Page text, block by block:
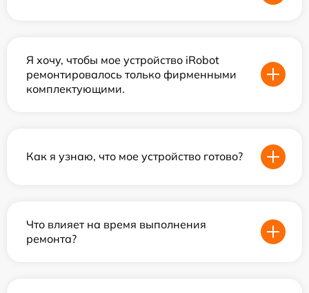
Я хочу, чтобы мое устройство iRobot
ремонтировалось только фирменными
комплектующими.
Как я узнаю, что мое устройство готово?
Что влияет на время выполнения
ремонта?